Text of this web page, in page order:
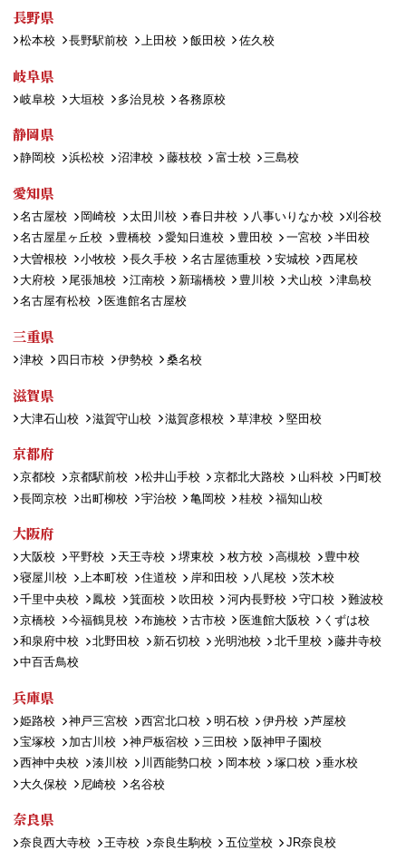
長野県
松本校 長野駅前校 上田校 飯田校 佐久校
岐阜県
岐阜校 大垣校 多治見校 各務原校
静岡県
静岡校 浜松校 沼津校 藤枝校 富士校 三島校
愛知県
名古屋校 岡崎校 太田川校 春日井校 八事いりなか校
刈谷校
名古屋星ヶ丘校
豊橋校 愛知日進校 豊田校 一宮校
半田校
大曽根校
小牧校 長久手校 名古屋徳重校 安城校
西尾校
大府校
尾張旭校 江南校 新瑞橋校 豊川校 犬山校
津島校
名古屋有松校
医進館名古屋校
三重県
津校 四日市校 伊勢校 桑名校
滋賀県
大津石山校 滋賀守山校 滋賀彦根校 草津校 堅田校
京都府
京都校 京都駅前校 松井山手校 京都北大路校 山科校
円町校
長岡京校
出町柳校 宇治校 亀岡校 桂校 福知山校
大阪府
大阪校 平野校 天王寺校 堺東校 枚方校 高槻校
豊中校
寝屋川校
上本町校 住道校 岸和田校 八尾校
茨木校
千里中央校
鳳校 箕面校 吹田校 河内長野校 守口校
難波校
京橋校
今福鶴見校 布施校 古市校 医進館大阪校
くずは校
和泉府中校
北野田校 新石切校 光明池校 北千里校
藤井寺校
中百舌鳥校
兵庫県
姫路校 神戸三宮校 西宮北口校 明石校 伊丹校
芦屋校
宝塚校
加古川校 神戸板宿校 三田校
阪神甲子園校
西神中央校
湊川校 川西能勢口校 岡本校 塚口校
垂水校
大久保校
尼崎校 名谷校
奈良県
奈良西大寺校 王寺校 奈良生駒校 五位堂校
JR奈良校